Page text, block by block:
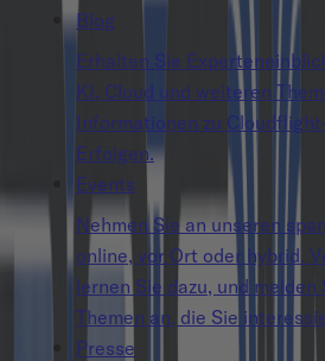
Blog
Erhalten Sie
KI, Cloud und weiteren
Informationen zu
Erfolgen.
Events
Nehmen Sie an unseren
online, vor Ort oder hybrid.
lernen Sie dazu, und melden
Themen an, die Sie
Presse